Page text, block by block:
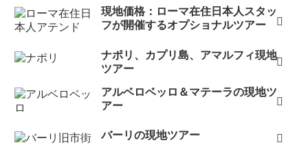
現地価格：ローマ在住日本人スタッ
フが開催するオプショナルツアー
ナポリ、カプリ島、アマルフィ現地
ツアー
アルベロベッロ＆マテーラの現地ツ
アー
バーリの現地ツアー